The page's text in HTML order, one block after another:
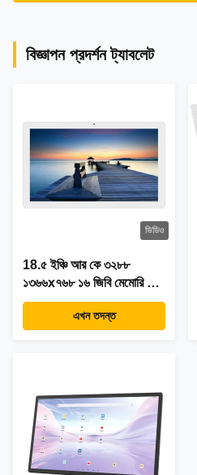
বিজ্ঞাপন প্রদর্শন ট্যাবলেট
ভিডিও
18.৫ ইঞ্চি আর কে ৩২৮৮
১৩৬৬x৭৬৮ ১৬ জিবি মেমোরি অল
ইন ওয়ান অ্যান্ড্রয়েড ট্যাবলেট
আধুনিক ডিজাইনএখন তদন্ত